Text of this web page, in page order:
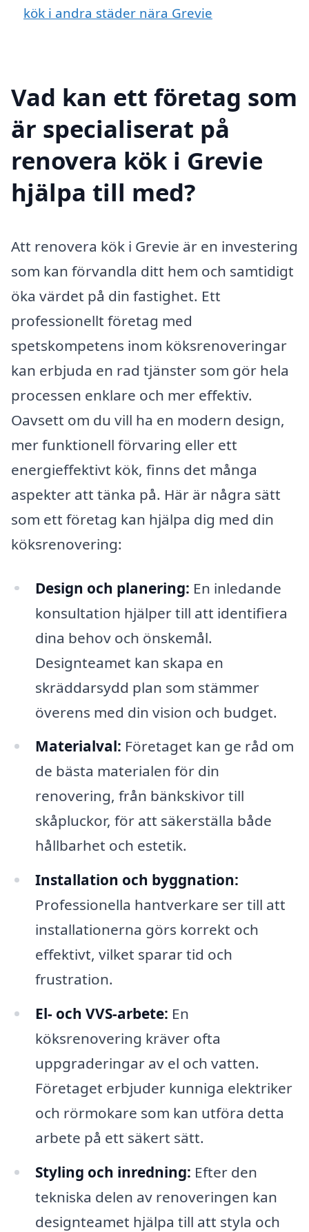
kök i andra städer nära Grevie
Vad kan ett företag som
är specialiserat på
renovera kök i Grevie
hjälpa till med?
Att renovera kök i Grevie är en investering
som kan förvandla ditt hem och samtidigt
öka värdet på din fastighet. Ett
professionellt företag med
spetskompetens inom köksrenoveringar
kan erbjuda en rad tjänster som gör hela
processen enklare och mer effektiv.
Oavsett om du vill ha en modern design,
mer funktionell förvaring eller ett
energieffektivt kök, finns det många
aspekter att tänka på. Här är några sätt
som ett företag kan hjälpa dig med din
köksrenovering:
Design och planering: En inledande
konsultation hjälper till att identifiera
dina behov och önskemål.
Designteamet kan skapa en
skräddarsydd plan som stämmer
överens med din vision och budget.
Materialval: Företaget kan ge råd om
de bästa materialen för din
renovering, från bänkskivor till
skåpluckor, för att säkerställa både
hållbarhet och estetik.
Installation och byggnation:
Professionella hantverkare ser till att
installationerna görs korrekt och
effektivt, vilket sparar tid och
frustration.
El- och VVS-arbete: En
köksrenovering kräver ofta
uppgraderingar av el och vatten.
Företaget erbjuder kunniga elektriker
och rörmokare som kan utföra detta
arbete på ett säkert sätt.
Styling och inredning: Efter den
tekniska delen av renoveringen kan
designteamet hjälpa till att styla och